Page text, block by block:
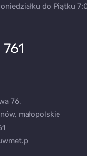
do Piątku
76,
małopolskie